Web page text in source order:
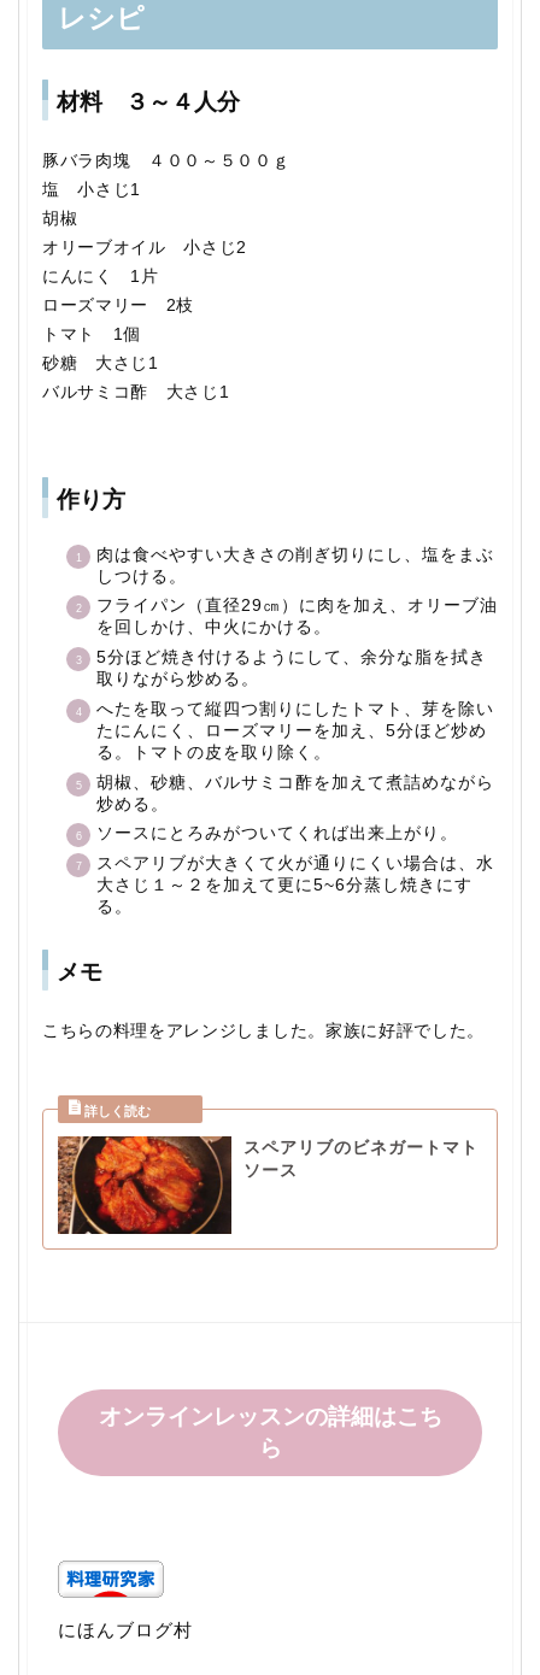
レシピ
材料 ３～４人分
豚バラ肉塊 ４００～５００ｇ
塩 小さじ1
胡椒
オリーブオイル 小さじ2
にんにく 1片
ローズマリー 2枝
トマト 1個
砂糖 大さじ1
バルサミコ酢 大さじ1
作り方
肉は食べやすい大きさの削ぎ切りにし、塩をまぶ
しつける。
フライパン（直径29㎝）に肉を加え、オリーブ油
を回しかけ、中火にかける。
5分ほど焼き付けるようにして、余分な脂を拭き
取りながら炒める。
へたを取って縦四つ割りにしたトマト、芽を除い
たにんにく、ローズマリーを加え、5分ほど炒め
る。トマトの皮を取り除く。
胡椒、砂糖、バルサミコ酢を加えて煮詰めながら
炒める。
ソースにとろみがついてくれば出来上がり。
スペアリブが大きくて火が通りにくい場合は、水
大さじ１～２を加えて更に5~6分蒸し焼きにす
る。
メモ
こちらの料理をアレンジしました。家族に好評でした。
スペアリブのビネガートマト
ソース
オンラインレッスンの詳細はこち
ら
にほんブログ村